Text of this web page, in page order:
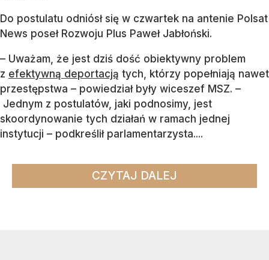
Do postulatu odniósł się w czwartek na antenie Polsat
News poseł Rozwoju Plus Paweł Jabłoński.
– Uważam, że jest dziś dość obiektywny problem
z efektywną deportacją tych, którzy popełniają nawet
przestępstwa – powiedział były wiceszef MSZ. –
Jednym z postulatów, jaki podnosimy, jest
skoordynowanie tych działań w ramach jednej
instytucji – podkreślił parlamentarzysta....
CZYTAJ DALEJ